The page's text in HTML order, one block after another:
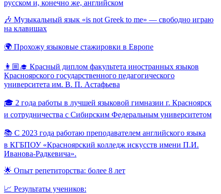
русском и, конечно же, английском
🎶 Музыкальный язык «is not Greek to me» — свободно играю
на клавишах
🌍 Прохожу языковые стажировки в Европе
👩🏼‍🎓 Красный диплом факультета иностранных языков
Красноярского государственного педагогического
университета им. В. П. Астафьева
🎓 2 года работы в лучшей языковой гимназии г. Красноярск
и сотрудничества с Сибирским Федеральным университетом
📚 C 2023 года работаю преподавателем английского языка
в КГБПОУ «Красноярский колледж искусств имени П.И.
Иванова-Радкевича».
🌟 Опыт репетиторства: более 8 лет
📈 Результаты учеников: